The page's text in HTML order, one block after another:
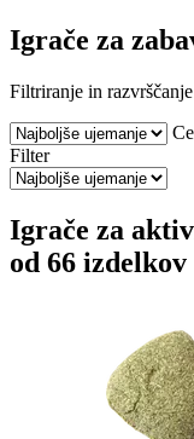
Igrače za
Filtriranje in razvrščanje
Filter
Igrače za
od 66 izdelkov